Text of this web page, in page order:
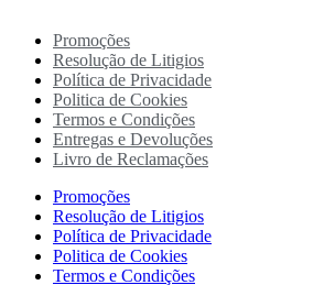
Promoções
Resolução de Litigios
Política de Privacidade
Politica de Cookies
Termos e Condições
Entregas e Devoluções
Livro de Reclamações
Promoções
Resolução de Litigios
Política de Privacidade
Politica de Cookies
Termos e Condições